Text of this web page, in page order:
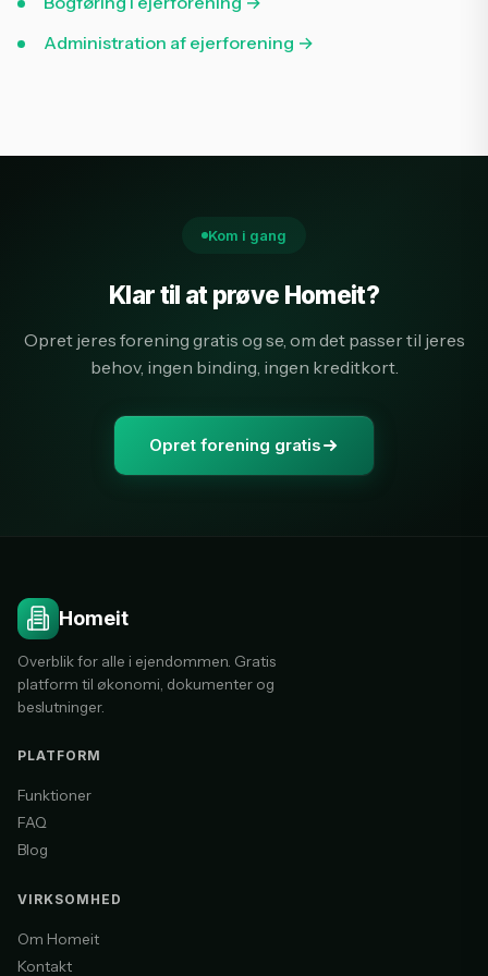
Administration af ejerforening →
Kom i gang
Klar til at prøve Homeit?
Opret jeres forening gratis og se, om det passer til jeres
behov, ingen binding, ingen kreditkort.
Opret forening gratis
Homeit
Overblik for alle i ejendommen. Gratis
platform til økonomi, dokumenter og
beslutninger.
PLATFORM
Funktioner
FAQ
Blog
VIRKSOMHED
Om Homeit
Kontakt